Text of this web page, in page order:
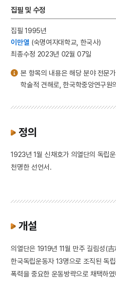
집필 및 수정
집필 1995년
이만열 (숙명여자대학교, 한국사)
최종수정 2023년 02월 07일
본 항목의 내용은 해당 분야 전문
학술적 견해로, 한국학중앙연구원
정의
1923년 1월 신채호가 의열단의 독립
천명한 선언서.
개설
의열단은 1919년 11월 만주 길림성(
한국독립운동자 13명으로 조직된 독
폭력을 중요한 운동방략으로 채택하였